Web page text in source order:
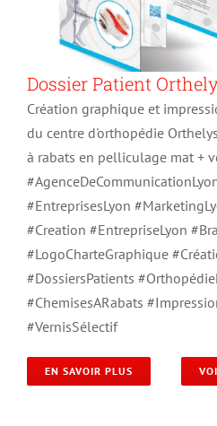
Dossier Patient
Création graphique et
du centre d'orthopédie
à rabats en pelliculage mat +
#EntreprisesLyon
#Creation #EntrepriseLyon
#LogoCharteGraphique
#DossiersPatients
#ChemisesARabats
#VernisSélectif
EN SAVOIR PLUS